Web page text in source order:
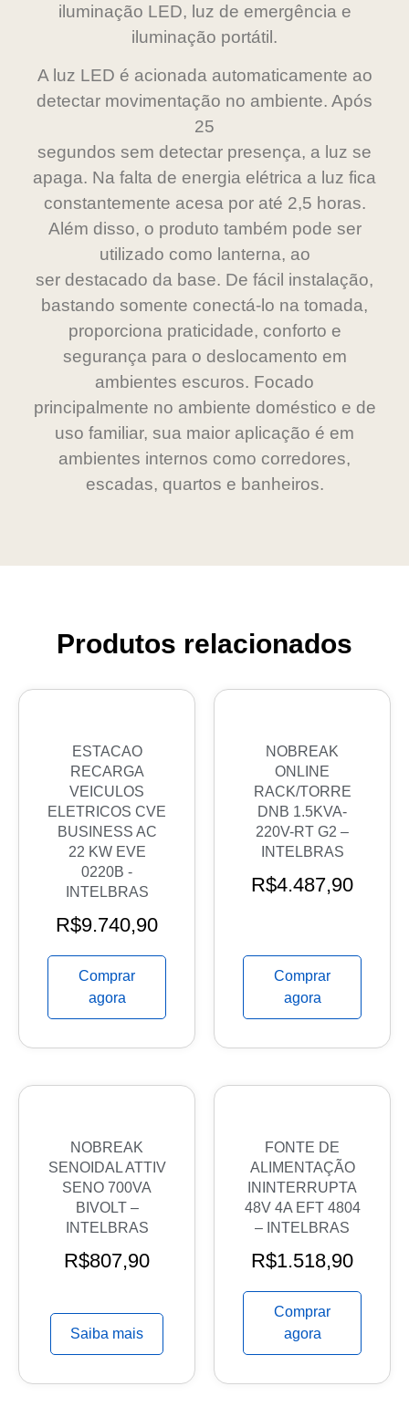
iluminação LED, luz de emergência e
iluminação portátil.
A luz LED é acionada automaticamente ao
detectar movimentação no ambiente. Após
25
segundos sem detectar presença, a luz se
apaga. Na falta de energia elétrica a luz fica
constantemente acesa por até 2,5 horas.
Além disso, o produto também pode ser
utilizado como lanterna, ao
ser destacado da base. De fácil instalação,
bastando somente conectá-lo na tomada,
proporciona praticidade, conforto e
segurança para o deslocamento em
ambientes escuros. Focado
principalmente no ambiente doméstico e de
uso familiar, sua maior aplicação é em
ambientes internos como corredores,
escadas, quartos e banheiros.
Produtos relacionados
ESTACAO
RECARGA
VEICULOS
ELETRICOS CVE
BUSINESS AC
22 KW EVE
0220B -
INTELBRAS
R$9.740,90
Comprar
agora
NOBREAK
ONLINE
RACK/TORRE
DNB 1.5KVA-
220V-RT G2 –
INTELBRAS
R$4.487,90
Comprar
agora
NOBREAK
SENOIDAL ATTIV
SENO 700VA
BIVOLT –
INTELBRAS
R$807,90
Saiba mais
FONTE DE
ALIMENTAÇÃO
ININTERRUPTA
48V 4A EFT 4804
– INTELBRAS
R$1.518,90
Comprar
agora